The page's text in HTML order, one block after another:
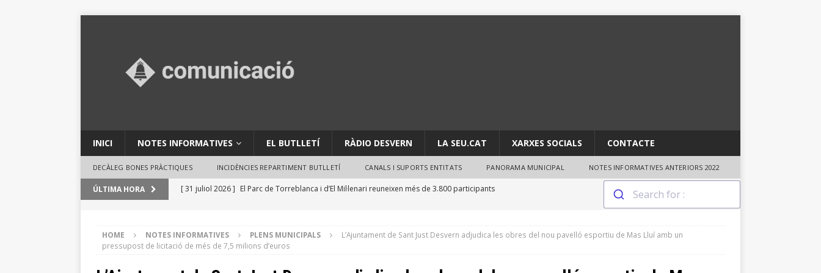
INICI NOTES INFORMATIVES EL BUTLLETÍ RÀDIO DESVERN LA SEU.CAT XARXES SOCIALS CONTACTE
DECÀLEG BONES PRÀCTIQUES INCIDÈNCIES REPARTIMENT BUTLLETÍ CANALS I SUPORTS ENTITATS PANORAMA MUNICIPAL NOTES INFORMATIVES ANTERIORS 2022
ÚLTIMA HORA [ 31 juliol 2026 ] El Parc de Torreblanca i d’El Mil·lenari reuneixen més de 3.800 participants
[ 29 juliol 2026 ]
Consells per evitar robatoris durant les vacances d’estiu
NOTES
INFORMATIVES
HOME NOTES INFORMATIVES PLENS MUNICIPALS
L’Ajuntament de Sant Just Desvern adjudica les obres del nou pavelló esportiu de Mas Lluí amb un
pressupost de licitació de més de 7,5 milions d’euros